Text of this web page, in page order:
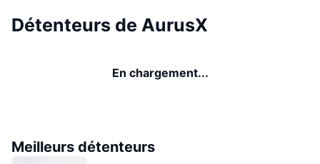
Détenteurs de AurusX
En chargement...
Meilleurs détenteurs